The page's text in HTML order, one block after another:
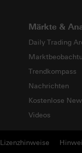
Märkte &
Daily Trading
Trendkompass
Nachrichten
Kostenlose
Videos
Lizenzhinweise